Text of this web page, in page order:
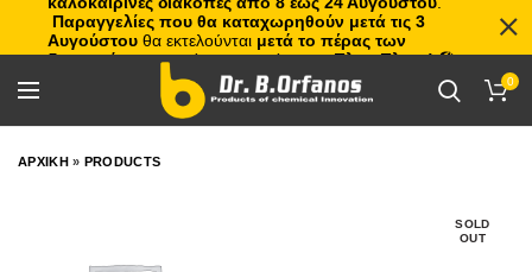
0
ΑΡΧΙΚΗ» PRODUCTS
SOLD
OUT
Παραγγελίες που θα καταχωρηθούν μετά τις 3
Αυγούστου θα εκτελούνται μετά το πέρας των
διακοπών, με σειρά προτεραιότητας.Πλιτς Πλατς!🏖️🌊